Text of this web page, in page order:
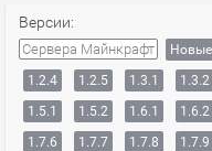
Версии:
Сервера Майнкрафт Новые
1.2.4
1.2.5 1.3.1 1.3.2
1.5.1
1.5.2 1.6.1 1.6.2
1.7.6
1.7.7 1.7.8 1.7.9